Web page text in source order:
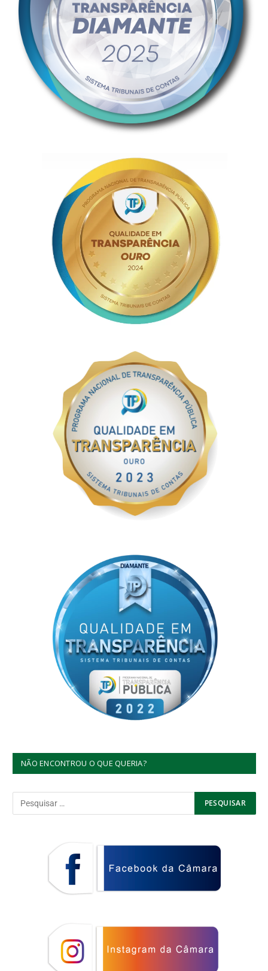
NÃO ENCONTROU O QUE QUERIA?